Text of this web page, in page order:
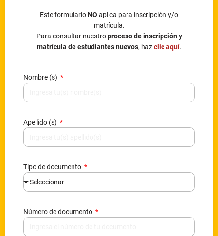
Este formularioNO aplica para inscripción y/o
matrícula.
Para consultar nuestroproceso de inscripción y
matrícula de estudiantes nuevos, hazclic aquí.
Nombre (s)
Apellido (s)
Tipo de documento
Número de documento